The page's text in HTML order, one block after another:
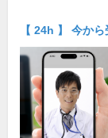
【 24h 】 今か